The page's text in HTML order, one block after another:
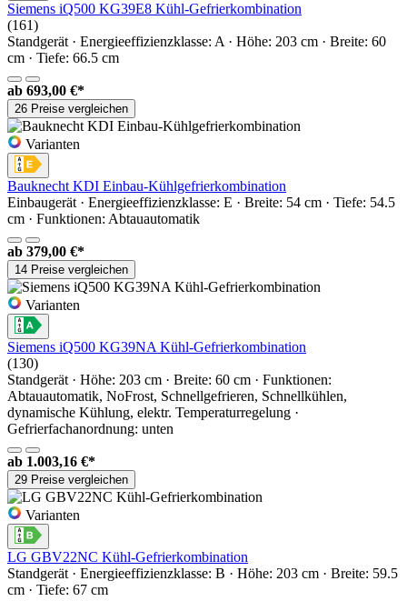
Siemens iQ500 KG39E8 Kühl-Gefrierkombination
(161)
Standgerät · Energieeffizienzklasse: A · Höhe: 203 cm · Breite: 60
cm · Tiefe: 66.5 cm
ab 693,00 €*
26 Preise vergleichen
Varianten
Bauknecht KDI Einbau-Kühlgefrierkombination
Einbaugerät · Energieeffizienzklasse: E · Breite: 54 cm · Tiefe: 54.5
cm · Funktionen: Abtauautomatik
ab 379,00 €*
14 Preise vergleichen
Varianten
Siemens iQ500 KG39NA Kühl-Gefrierkombination
(130)
Standgerät · Höhe: 203 cm · Breite: 60 cm · Funktionen:
Abtauautomatik, NoFrost, Schnellgefrieren, Schnellkühlen,
dynamische Kühlung, elektr. Temperaturregelung ·
Gefrierfachanordnung: unten
ab 1.003,16 €*
29 Preise vergleichen
Varianten
LG GBV22NC Kühl-Gefrierkombination
Standgerät · Energieeffizienzklasse: B · Höhe: 203 cm · Breite: 59.5
cm · Tiefe: 67 cm